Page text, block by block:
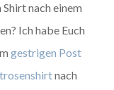
nach einem
Ich habe Euch
gestrigen Post
nach